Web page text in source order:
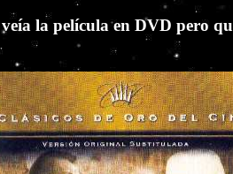
la película en DVD pero